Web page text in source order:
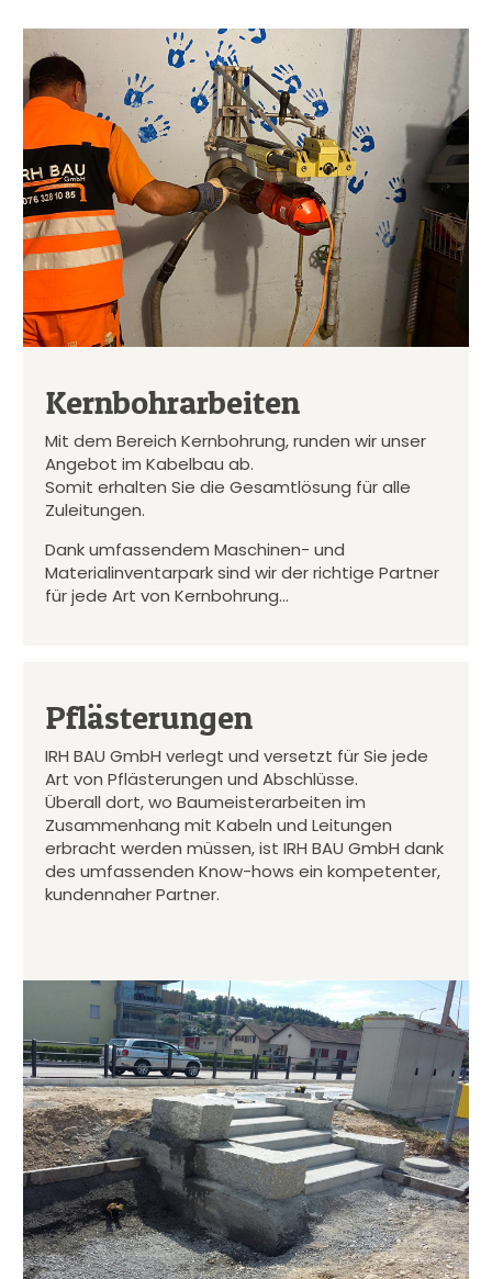
Kernbohrarbeiten
Mit dem Bereich Kernbohrung, runden wir unser
Angebot im Kabelbau ab.
Somit erhalten Sie die Gesamtlösung für alle
Zuleitungen.
Dank umfassendem Maschinen- und
Materialinventarpark sind wir der richtige Partner
für jede Art von Kernbohrung…
Pflästerungen
IRH BAU GmbH verlegt und versetzt für Sie jede
Art von Pflästerungen und Abschlüsse.
Überall dort, wo Baumeisterarbeiten im
Zusammenhang mit Kabeln und Leitungen
erbracht werden müssen, ist IRH BAU GmbH dank
des umfassenden Know-hows ein kompetenter,
kundennaher Partner.